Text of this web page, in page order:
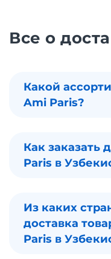
Все о
Какой
Ami Paris?
Как заказать
Paris в
Из каких
доставка
Paris в